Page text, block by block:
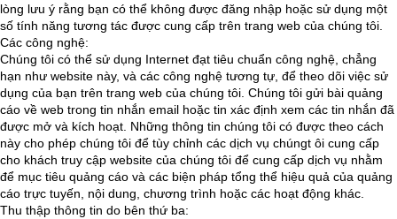
lòng lưu ý rằng bạn có thể không được đăng nhập hoặc sử dụng một
số tính năng tương tác được cung cấp trên trang web của chúng tôi.
Các công nghệ:
Chúng tôi có thể sử dụng Internet đạt tiêu chuẩn công nghệ, chẳng
hạn như website này, và các công nghệ tương tự, để theo dõi việc sử
dụng của bạn trên trang web của chúng tôi. Chúng tôi gửi bài quảng
cáo về web trong tin nhắn email hoặc tin xác định xem các tin nhắn đã
được mở và kích hoạt. Những thông tin chúng tôi có được theo cách
này cho phép chúng tôi để tùy chỉnh các dịch vụ chúngt ôi cung cấp
cho khách truy cập website của chúng tôi để cung cấp dịch vụ nhằm
để mục tiêu quảng cáo và các biện pháp tổng thể hiệu quả của quảng
cáo trực tuyến, nội dung, chương trình hoặc các hoạt động khác.
Thu thập thông tin do bên thứ ba: